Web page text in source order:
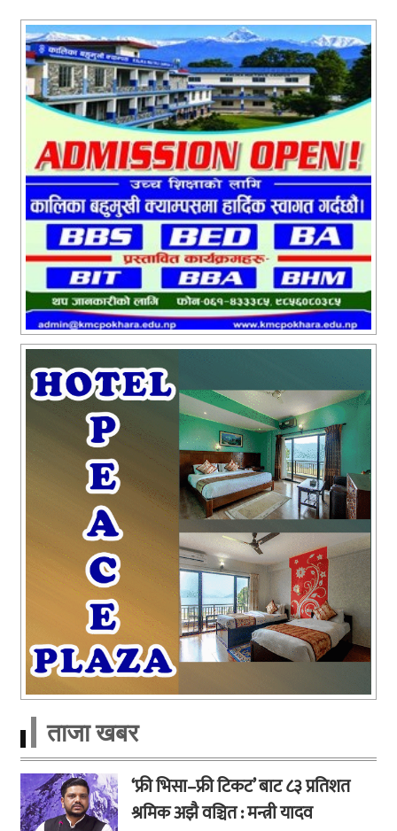
ताजा खबर
‘फ्री भिसा–फ्री टिकट’ बाट ८३ प्रतिशत
श्रमिक अझै वञ्चित : मन्त्री यादव